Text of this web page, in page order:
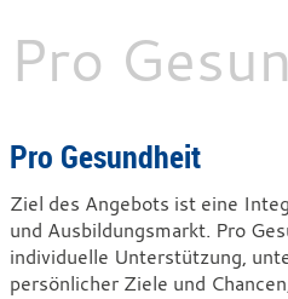
Pro
Pro Gesundheit
Ziel des Angebots ist eine
und Ausbildungsmarkt. Pro
individuelle Unterstützung,
persönlicher Ziele und